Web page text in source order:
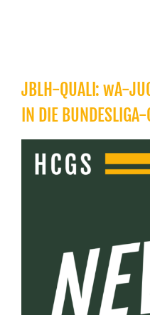
JBLH-QUALI: wA-
IN DIE
grösseres